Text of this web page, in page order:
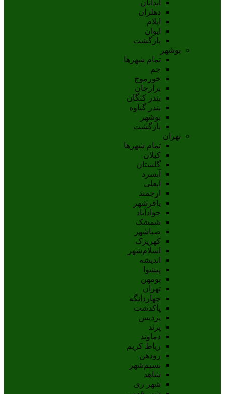
آبدانان
دهلران
ايلام
ايوان
بازگشت
بوشهر
تمام شهر‌ها
جم
خورموج
برازجان
بندر کنگان
بندر گناوه
بوشهر
بازگشت
تهران
تمام شهر‌ها
کیلان
گلستان
آبسرد
آبعلی
ارجمند
باقرشهر
جوادآباد
شمشک
صباشهر
کهریزک
اسلام‌شهر
اندیشه
پيشوا
بومهن
تهران
چهاردانگه
پاکدشت
پردیس
پرند
دماوند
رباط کریم
رودهن
نسيم‌شهر
شاهد
شهر ری